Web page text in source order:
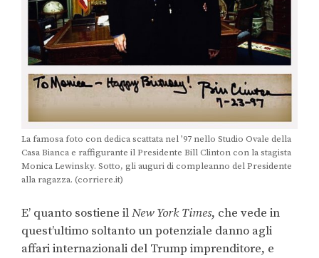
La famosa foto con dedica scattata nel ’97 nello Studio Ovale della
Casa Bianca e raffigurante il Presidente Bill Clinton con la stagista
Monica Lewinsky. Sotto, gli auguri di compleanno del Presidente
alla ragazza. (corriere.it)
E’ quanto sostiene ilNew York Times, che vede in
quest’ultimo soltanto un potenziale danno agli
affari internazionali del Trump imprenditore, e